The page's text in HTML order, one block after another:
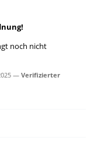
noch nicht
Verifizierter